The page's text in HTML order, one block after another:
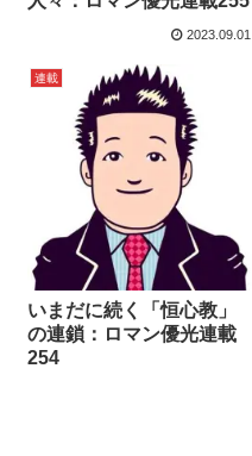
2023.09.01
連載
いまだに続く「恒心教」
の連鎖：ロマン優光連載
254